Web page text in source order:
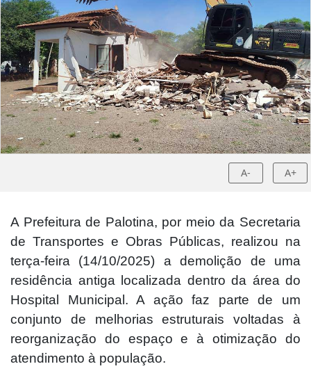
A- A+
A Prefeitura de Palotina, por meio da Secretaria
de Transportes e Obras Públicas, realizou na
terça-feira (14/10/2025) a demolição de uma
residência antiga localizada dentro da área do
Hospital Municipal. A ação faz parte de um
conjunto de melhorias estruturais voltadas à
reorganização do espaço e à otimização do
atendimento à população.